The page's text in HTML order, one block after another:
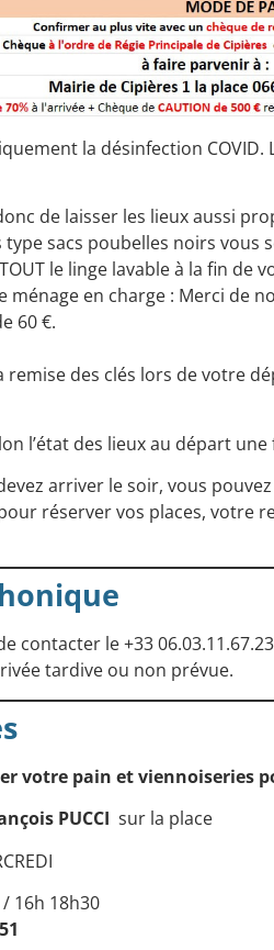
la désinfection
de laisser les lieux aussi
sacs poubelles noirs vous
le linge lavable à la fin de
ménage en charge : Merci de
60 €.
remise des clés lors de votre
l’état des lieux au départ
arriver le soir, vous
réserver vos places, votre
contacter le+33 06.03.11.67.23
tardive ou non prévue.
votre pain et viennoiseries
PUCCI sur la place
/ 16h 18h30